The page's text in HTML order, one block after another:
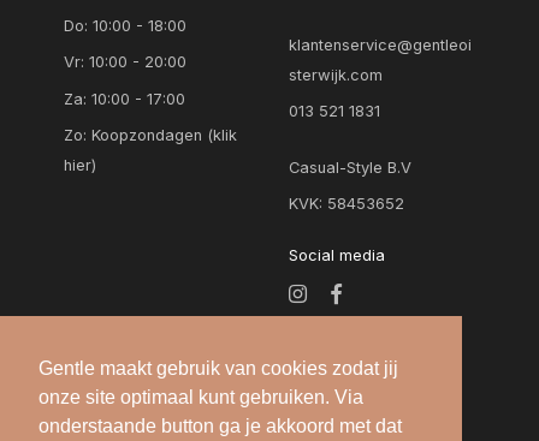
Gentle maakt gebruik van cookies zodat jij
onze site optimaal kunt gebruiken. Via
onderstaande button ga je akkoord met dat
Do: 10:00 - 18:00
Vr: 10:00 - 20:00
Za: 10:00 - 17:00
Zo:Koopzondagen (klik
hier)
klantenservice@gentleoi
sterwijk.com
013 521 1831
Casual-Style B.V
KVK: 58453652
Social media